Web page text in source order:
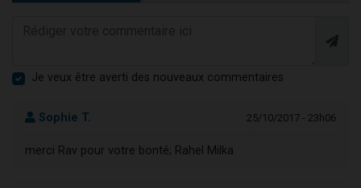
Je veux être averti des nouveaux commentaires
Sophie T. 25/10/2017 - 23h06
merci Rav pour votre bonté; Rahel Milka